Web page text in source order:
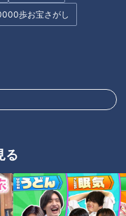
歩お宝さがし
る
セットの中で、台本（＝
1998年にCBCテレビで
瓶のスジナシ」に。進
が加わりました。その
に舞台公演が開かれて
像を絶する結末など、台
マ。お互いの意思が上手
疎通が出来なかったこと